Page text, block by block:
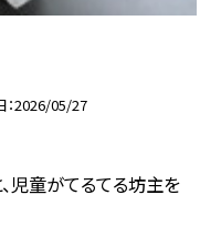
2026/05/27
児童がてるてる坊主を